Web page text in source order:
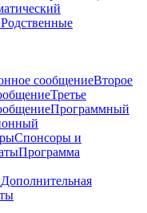
Родственные
сообщениеВторое
Третье
Программный
Спонсоры и
Программа
Дополнительная